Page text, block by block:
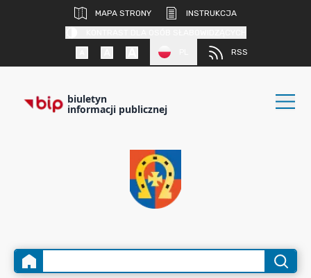
MAPA STRONY
INSTRUKCJA
RSS
biuletyn
informacji publicznej